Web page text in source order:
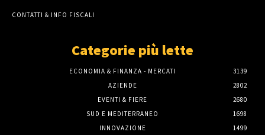
CONTATTI & INFO FISCALI
Categorie più lette
ECONOMIA & FINANZA - MERCATI
3139
AZIENDE
2802
EVENTI & FIERE
2680
SUD E MEDITERRANEO
1698
INNOVAZIONE
1499